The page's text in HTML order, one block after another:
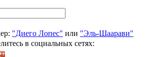
"Диего Лопес" или "Эль-Шаарави"
в социальных сетях: